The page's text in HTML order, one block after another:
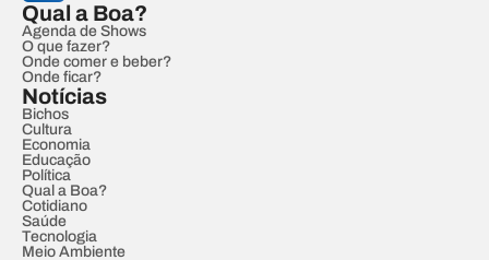
Qual a Boa?
Agenda de Shows
O que fazer?
Onde comer e beber?
Onde ficar?
Notícias
Bichos
Cultura
Economia
Educação
Política
Qual a Boa?
Cotidiano
Saúde
Tecnologia
Meio Ambiente